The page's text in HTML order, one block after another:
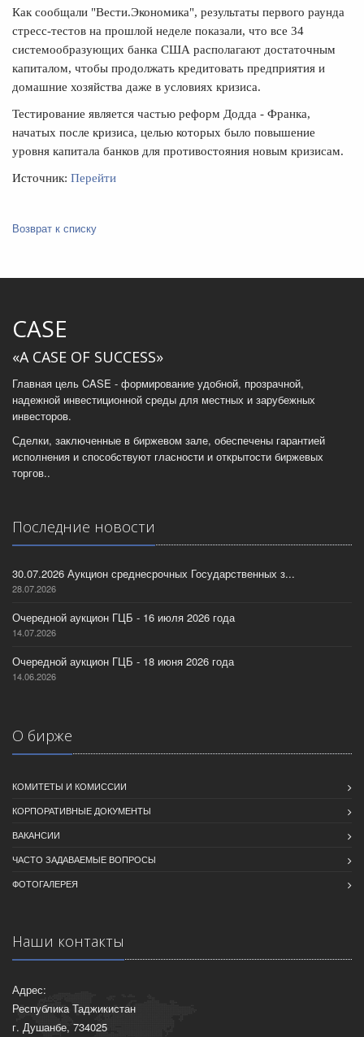
Как сообщали "Вести.Экономика", результаты первого раунда
стресс-тестов на прошлой неделе показали, что все 34
системообразующих банка США располагают достаточным
капиталом, чтобы продолжать кредитовать предприятия и
домашние хозяйства даже в условиях кризиса.
Тестирование является частью реформ Додда - Франка,
начатых после кризиса, целью которых было повышение
уровня капитала банков для противостояния новым кризисам.
Источник: Перейти
Возврат к списку
CASE
«A CASE OF SUCCESS»
Главная цель CASE - формирование удобной, прозрачной,
надежной инвестиционной среды для местных и зарубежных
инвесторов.
Сделки, заключенные в биржевом зале, обеспечены гарантией
исполнения и способствуют гласности и открытости биржевых
торгов..
Последние новости
30.07.2026 Аукцион среднесрочных Государственных з...
28.07.2026
Очередной аукцион ГЦБ - 16 июля 2026 года
14.07.2026
Очередной аукцион ГЦБ - 18 июня 2026 года
14.06.2026
О бирже
КОМИТЕТЫ И КОМИССИИ
КОРПОРАТИВНЫЕ ДОКУМЕНТЫ
ВАКАНСИИ
ЧАСТО ЗАДАВАЕМЫЕ ВОПРОСЫ
ФОТОГАЛЕРЕЯ
Наши контакты
Адрес:
Республика Таджикистан
г. Душанбе, 734025